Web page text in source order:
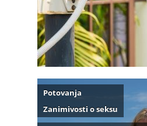
Potovanja
Zanimivosti o seksu